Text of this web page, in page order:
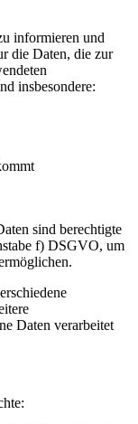
informieren und
die Daten, die zur
insbesondere:
sind berechtigte
f) DSGVO, um
Daten verarbeitet